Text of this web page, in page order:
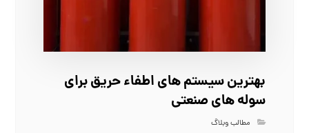
بهترین سیستم‌ های اطفاء حریق برای
سوله‌ های صنعتی
مطالب وبلاگ